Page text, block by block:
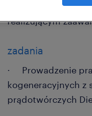
Automatyczki . To
realizującym
zadania
· Prowadzenie
kogeneracyjnych z
prądotwórczych